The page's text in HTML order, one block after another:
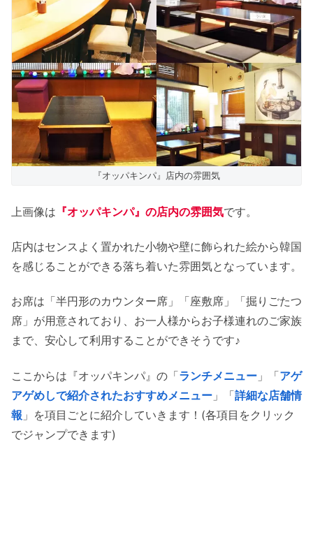
『オッパキンパ』店内の雰囲気
上画像は 『オッパキンパ』の店内の雰囲気です。
店内はセンスよく置かれた小物や壁に飾られた絵から韓国
を感じることができる落ち着いた雰囲気となっています。
お席は「半円形のカウンター席」「座敷席」「掘りごたつ
席」が用意されており、お一人様からお子様連れのご家族
まで、安心して利用することができそうです♪
ここからは『オッパキンパ』の「ランチメニュー 」「アゲ
アゲめしで紹介されたおすすめメニュー 」「詳細な店舗情
報 」を項目ごとに紹介していきます！(各項目をクリック
でジャンプできます)